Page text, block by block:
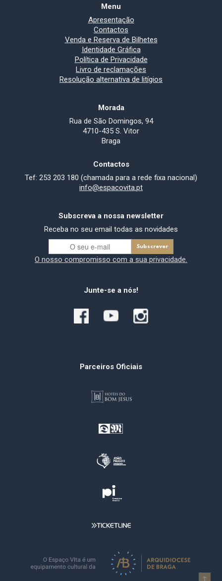
Menu
Apresentação
Contactos
Venda e Reserva de Bilhetes
Identidade Gráfica
Política de Privacidade
Livro de reclamações
Resolução alternativa de litígios
Morada
Rua de São Domingos, 94
4710-435 S. Vitor
Braga
Contactos
Tef: 253 203 180 (chamada para a rede fixa nacional)
info@espacovita.pt
Subscreva a nossa newsletter
Receba no seu email todas as novidades
O nosso compromisso com a sua privacidade.
Junte-se a nós!
Parceiros Oficiais
↑